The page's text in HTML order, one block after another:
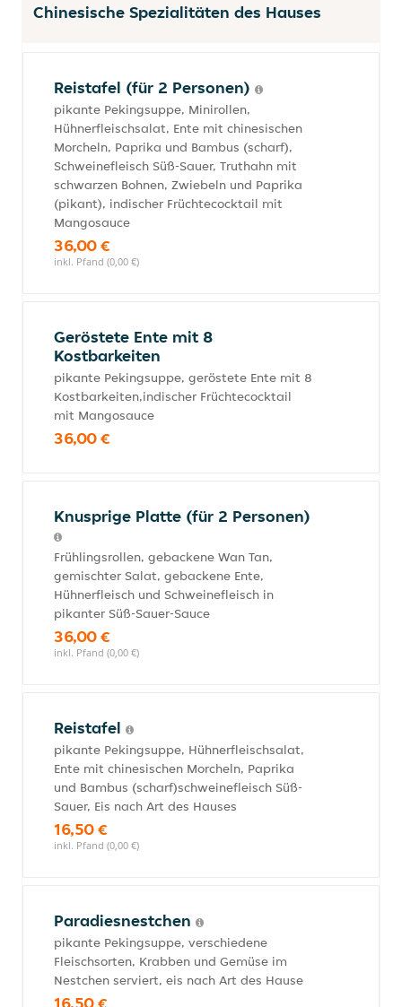
Chinesische Spezialitäten des Hauses
Reistafel (für 2 Personen)
pikante Pekingsuppe, Minirollen,
Hühnerfleischsalat, Ente mit chinesischen
Morcheln, Paprika und Bambus (scharf),
Schweinefleisch Süß-Sauer, Truthahn mit
schwarzen Bohnen, Zwiebeln und Paprika
(pikant), indischer Früchtecocktail mit
Mangosauce
36,00 €
inkl. Pfand (0,00 €)
Geröstete Ente mit 8
Kostbarkeiten
pikante Pekingsuppe, geröstete Ente mit 8
Kostbarkeiten,indischer Früchtecocktail
mit Mangosauce
36,00 €
Knusprige Platte (für 2 Personen)
Frühlingsrollen, gebackene Wan Tan,
gemischter Salat, gebackene Ente,
Hühnerfleisch und Schweinefleisch in
pikanter Süß-Sauer-Sauce
36,00 €
inkl. Pfand (0,00 €)
Reistafel
pikante Pekingsuppe, Hühnerfleischsalat,
Ente mit chinesischen Morcheln, Paprika
und Bambus (scharf)schweinefleisch Süß-
Sauer, Eis nach Art des Hauses
16,50 €
inkl. Pfand (0,00 €)
Paradiesnestchen
pikante Pekingsuppe, verschiedene
Fleischsorten, Krabben und Gemüse im
Nestchen serviert, eis nach Art des Hause